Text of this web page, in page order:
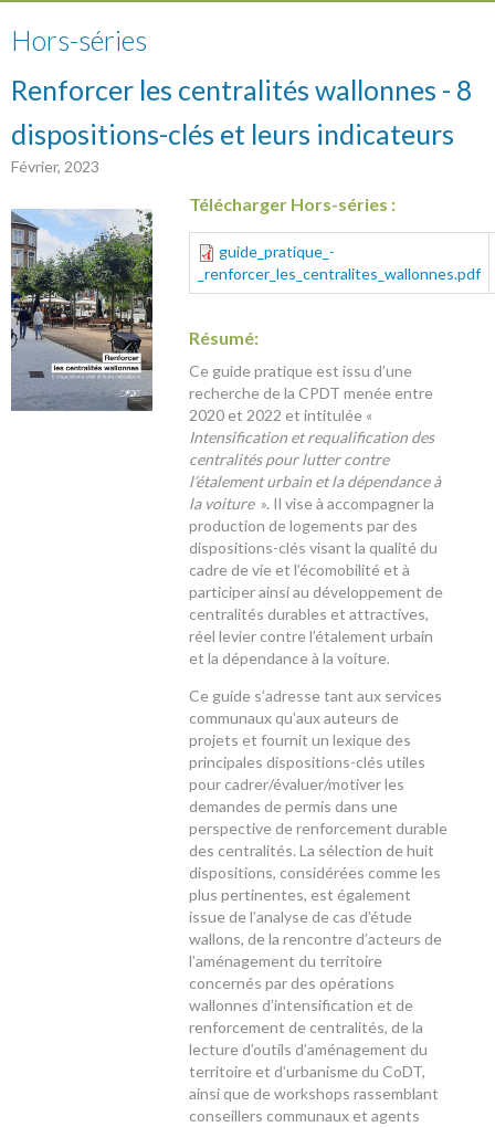
Hors-séries
Renforcer les centralités wallonnes - 8
dispositions-clés et leurs indicateurs
Février, 2023
Télécharger Hors-séries :
guide_pratique_-
_renforcer_les_centralites_wallonnes.pdf
Résumé:
Ce guide pratique est issu d’une
recherche de la CPDT menée entre
2020 et 2022 et intitulée «
Intensification et requalification des
centralités pour lutter contre
l’étalement urbain et la dépendance à
la voiture ». Il vise à accompagner la
production de logements par des
dispositions-clés visant la qualité du
cadre de vie et l’écomobilité et à
participer ainsi au développement de
centralités durables et attractives,
réel levier contre l’étalement urbain
et la dépendance à la voiture.
Ce guide s’adresse tant aux services
communaux qu’aux auteurs de
projets et fournit un lexique des
principales dispositions-clés utiles
pour cadrer/évaluer/motiver les
demandes de permis dans une
perspective de renforcement durable
des centralités. La sélection de huit
dispositions, considérées comme les
plus pertinentes, est également
issue de l’analyse de cas d’étude
wallons, de la rencontre d’acteurs de
l’aménagement du territoire
concernés par des opérations
wallonnes d’intensification et de
renforcement de centralités, de la
lecture d’outils d’aménagement du
territoire et d’urbanisme du CoDT,
ainsi que de workshops rassemblant
conseillers communaux et agents